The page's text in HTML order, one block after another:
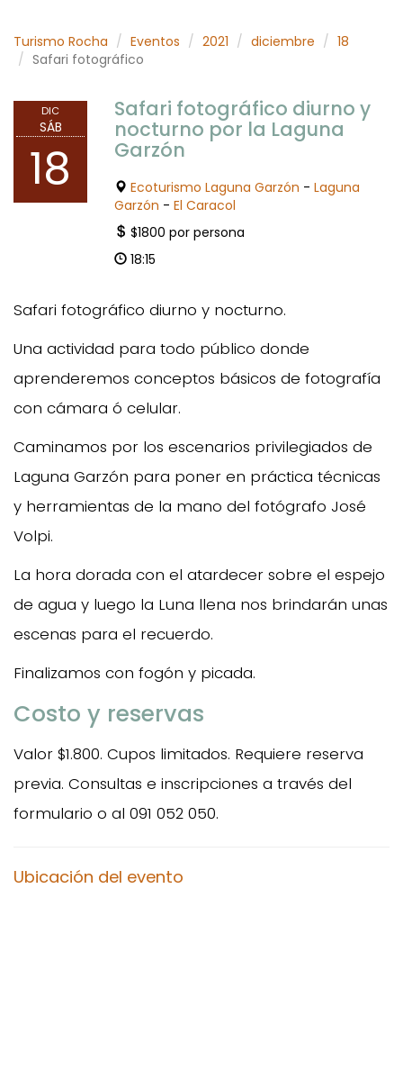
Turismo Rocha Eventos 2021 diciembre
18
Safari fotográfico
DIC
SÁB
18
Safari fotográfico diurno y
nocturno por la Laguna
Garzón
Ecoturismo Laguna Garzón - Laguna
Garzón - El Caracol
$1800 por persona
18:15
Safari fotográfico diurno y nocturno.
Una actividad para todo público donde
aprenderemos conceptos básicos de fotografía
con cámara ó celular.
Caminamos por los escenarios privilegiados de
Laguna Garzón para poner en práctica técnicas
y herramientas de la mano del fotógrafo José
Volpi.
La hora dorada con el atardecer sobre el espejo
de agua y luego la Luna llena nos brindarán unas
escenas para el recuerdo.
Finalizamos con fogón y picada.
Costo y reservas
Valor $1.800. Cupos limitados. Requiere reserva
previa. Consultas e inscripciones a través del
formulario o al 091 052 050.
Ubicación del evento